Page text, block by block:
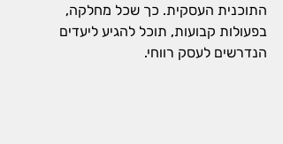
התוכנית העסקית. כך שכל מחלקה,
בפעולות קבועות, תוכל להגיע ליעדים
הנדרשים לעסק רווחי.